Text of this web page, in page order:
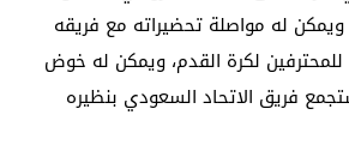
له مواصلة تحضيراته مع فريقه
لكرة القدم، ويمكن له خوض
فريق الاتحاد السعودي بنظيره